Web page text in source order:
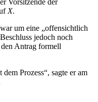
Vorsitzende der
X.
um eine „offensichtlich
jedoch noch
Antrag formell
Prozess“, sagte er am